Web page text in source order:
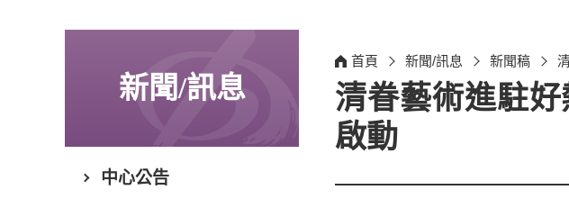
新聞/訊息
中心公告
首頁 新聞/訊息 新聞稿
清眷藝術進駐
啟動